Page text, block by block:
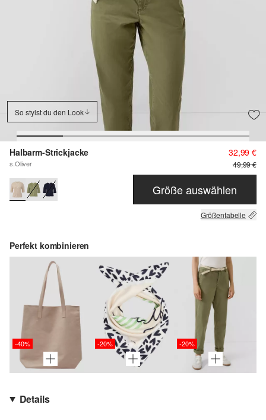
So stylst du den Look
Halbarm-Strickjacke
s.Oliver
32,99 €
49,99 €
Größe auswählen
Größentabelle
Perfekt kombinieren
-40% -20% -20%
Details